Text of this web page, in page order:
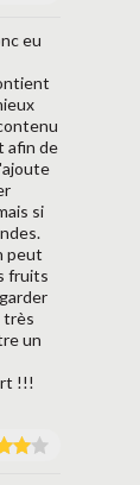
eu
afin de
si
peut
fruits
très
un
!!!